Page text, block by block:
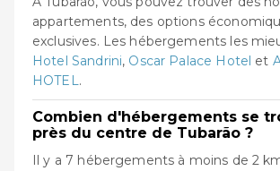
appartements, des options
exclusives. Les hébergements les
Hotel Sandrini, Oscar Palace Hotel et
HOTEL.
Combien d'hébergements se
près du centre de Tubarão ?
Il y a 7 hébergements à moins de 2